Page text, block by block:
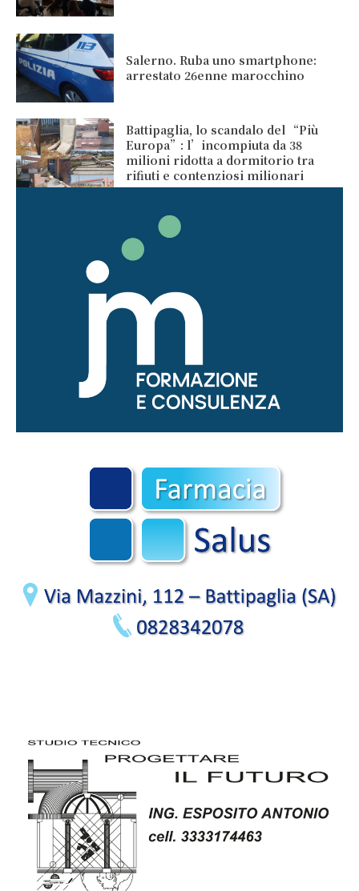
Salerno. Ruba uno smartphone:
arrestato 26enne marocchino
Battipaglia, lo scandalo del “Più
Europa”: l’incompiuta da 38
milioni ridotta a dormitorio tra
rifiuti e contenziosi milionari